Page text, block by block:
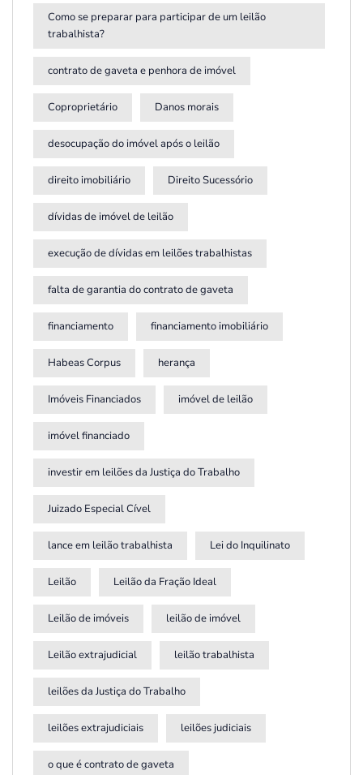
Como se preparar para participar de um leilão
trabalhista?
contrato de gaveta e penhora de imóvel
Coproprietário Danos morais
desocupação do imóvel após o leilão
direito imobiliário Direito Sucessório
dívidas de imóvel de leilão
execução de dívidas em leilões trabalhistas
falta de garantia do contrato de gaveta
financiamento financiamento imobiliário
Habeas Corpus herança
Imóveis Financiados imóvel de leilão
imóvel financiado
investir em leilões da Justiça do Trabalho
Juizado Especial Cível
lance em leilão trabalhista Lei do Inquilinato
Leilão Leilão da Fração Ideal
Leilão de imóveis leilão de imóvel
Leilão extrajudicial leilão trabalhista
leilões da Justiça do Trabalho
leilões extrajudiciais leilões judiciais
o que é contrato de gaveta